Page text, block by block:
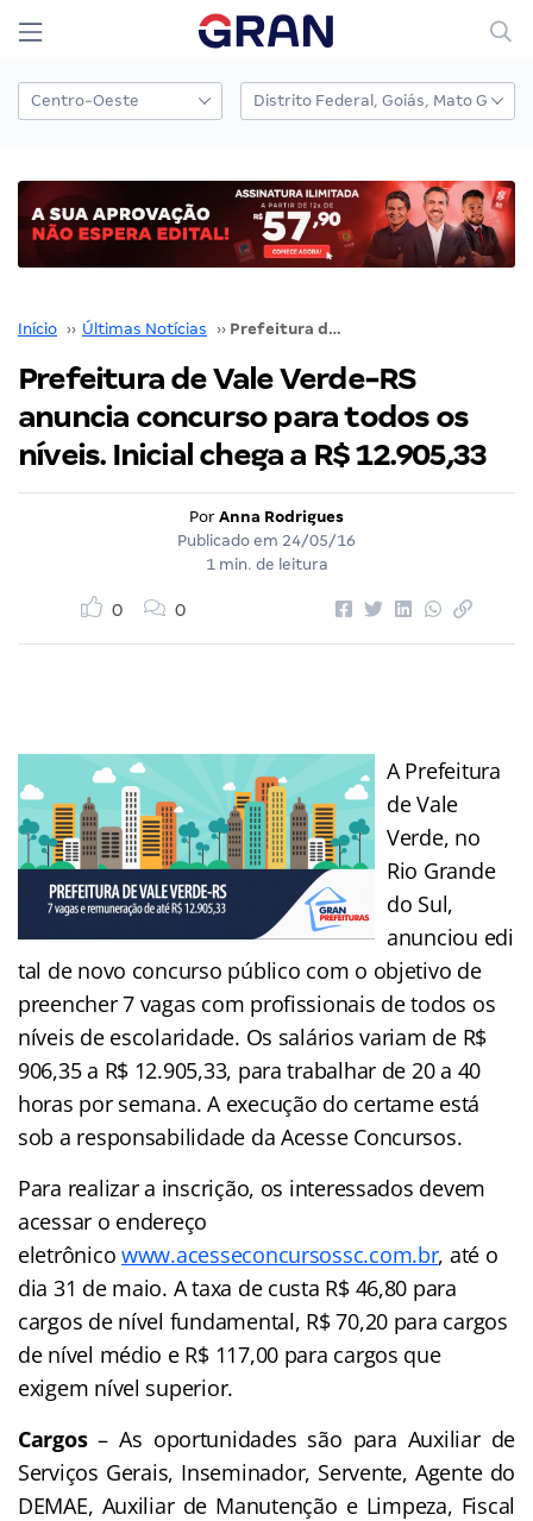
Início ›› Últimas Notícias ›› Prefeitura de Vale Verde-RS anuncia concurso para todos os níveis. Inicial chega a R$ 12.905,33
Prefeitura de Vale Verde-RS
anuncia concurso para todos os
níveis. Inicial chega a R$ 12.905,33
Por Anna Rodrigues
Publicado em 24/05/16
1 min. de leitura
0 0
A Prefeitura
de Vale
Verde, no
Rio Grande
do Sul,
anunciou edi
tal de novo concurso público com o objetivo de
preencher 7 vagas com profissionais de todos os
níveis de escolaridade. Os salários variam de R$
906,35 a R$ 12.905,33, para trabalhar de 20 a 40
horas por semana. A execução do certame está
sob a responsabilidade da Acesse Concursos.
Para realizar a inscrição, os interessados devem
acessar o endereço
eletrônicowww.acesseconcursossc.com.br, até o
dia 31 de maio. A taxa de custa R$ 46,80 para
cargos de nível fundamental, R$ 70,20 para cargos
de nível médio e R$ 117,00 para cargos que
exigem nível superior.
Cargos– As oportunidades são para Auxiliar de
Serviços Gerais, Inseminador, Servente, Agente do
DEMAE, Auxiliar de Manutenção e Limpeza, Fiscal